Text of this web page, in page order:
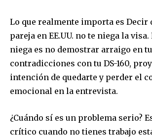
Lo que realmente importa es Decir
pareja en EE.UU. no te niega la
niega es no demostrar arraigo en
contradicciones con tu DS-160,
intención de quedarte y perder el
emocional en la entrevista.
¿Cuándo sí es un problema serio?
crítico cuando no tienes trabajo